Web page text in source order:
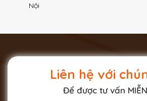
Nội
Liên hệ với
Để được tư vấn